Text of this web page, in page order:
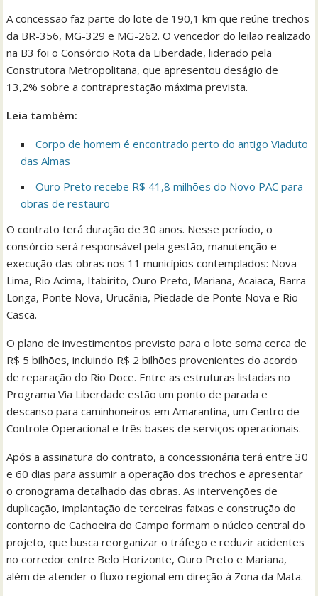
A concessão faz parte do lote de 190,1 km que reúne trechos
da BR-356, MG-329 e MG-262. O vencedor do leilão realizado
na B3 foi o Consórcio Rota da Liberdade, liderado pela
Construtora Metropolitana, que apresentou deságio de
13,2% sobre a contraprestação máxima prevista.
Leia também:
Corpo de homem é encontrado perto do antigo Viaduto
das Almas
Ouro Preto recebe R$ 41,8 milhões do Novo PAC para
obras de restauro
O contrato terá duração de 30 anos. Nesse período, o
consórcio será responsável pela gestão, manutenção e
execução das obras nos 11 municípios contemplados: Nova
Lima, Rio Acima, Itabirito, Ouro Preto, Mariana, Acaiaca, Barra
Longa, Ponte Nova, Urucânia, Piedade de Ponte Nova e Rio
Casca.
O plano de investimentos previsto para o lote soma cerca de
R$ 5 bilhões, incluindo R$ 2 bilhões provenientes do acordo
de reparação do Rio Doce. Entre as estruturas listadas no
Programa Via Liberdade estão um ponto de parada e
descanso para caminhoneiros em Amarantina, um Centro de
Controle Operacional e três bases de serviços operacionais.
Após a assinatura do contrato, a concessionária terá entre 30
e 60 dias para assumir a operação dos trechos e apresentar
o cronograma detalhado das obras. As intervenções de
duplicação, implantação de terceiras faixas e construção do
contorno de Cachoeira do Campo formam o núcleo central do
projeto, que busca reorganizar o tráfego e reduzir acidentes
no corredor entre Belo Horizonte, Ouro Preto e Mariana,
além de atender o fluxo regional em direção à Zona da Mata.